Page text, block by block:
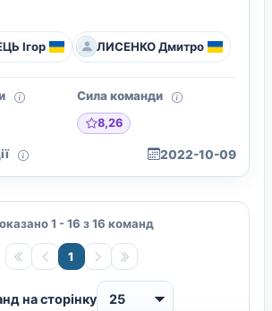
Ігор ЛИСЕНКО Дмитро
Сила команди
8,26
2022-10-09
1 - 16 з 16 команд
1
на сторінку